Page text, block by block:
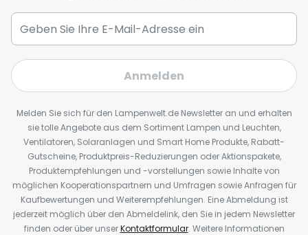
Anmelden
Melden Sie sich für den Lampenwelt.de Newsletter an und erhalten
sie tolle Angebote aus dem Sortiment Lampen und Leuchten,
Ventilatoren, Solaranlagen und Smart Home Produkte, Rabatt-
Gutscheine, Produktpreis-Reduzierungen oder Aktionspakete,
Produktempfehlungen und -vorstellungen sowie Inhalte von
möglichen Kooperationspartnern und Umfragen sowie Anfragen für
Kaufbewertungen und Weiterempfehlungen. Eine Abmeldung ist
jederzeit möglich über den Abmeldelink, den Sie in jedem Newsletter
finden oder über unserKontaktformular. Weitere Informationen